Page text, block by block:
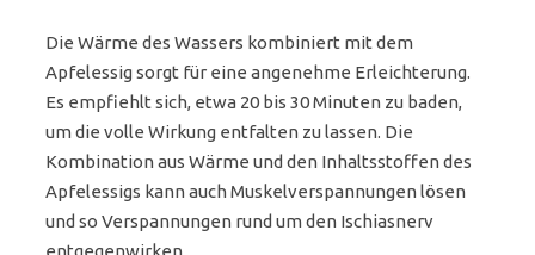
Die Wärme des Wassers kombiniert mit dem
Apfelessig sorgt für eine angenehme Erleichterung.
Es empfiehlt sich, etwa 20 bis 30 Minuten zu baden,
um die volle Wirkung entfalten zu lassen. Die
Kombination aus Wärme und den Inhaltsstoffen des
Apfelessigs kann auch Muskelverspannungen lösen
und so Verspannungen rund um den Ischiasnerv
entgegenwirken.